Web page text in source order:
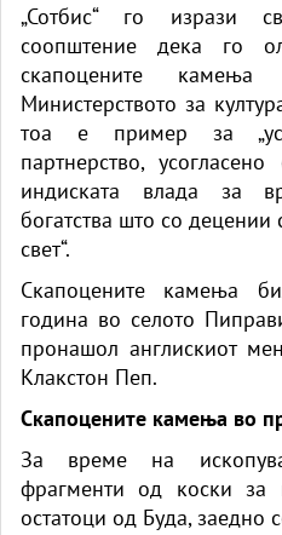
„Сотбис“ го изрази
соопштение дека го
скапоцените
Министерството за
тоа е пример за
партнерство,
индиската влада за
богатства што со
свет“.
Скапоцените камења
година во селото
пронашол англискиот
Клакстон Пеп.
Скапоцените камења во
За време на
фрагменти од коски за
остатоци од Буда, заедно